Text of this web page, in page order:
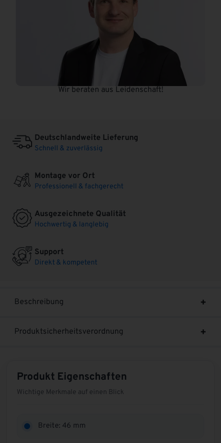
Wir beraten aus Leidenschaft!
Deutschlandweite Lieferung
Schnell & zuverlässig
Montage vor Ort
Professionell & fachgerecht
Ausgezeichnete Qualität
Hochwertig & langlebig
Support
Direkt & kompetent
Beschreibung
Produktsicherheitsverordnung
Produkt Eigenschaften
Wichtige Merkmale auf einen Blick
Breite: 46 mm